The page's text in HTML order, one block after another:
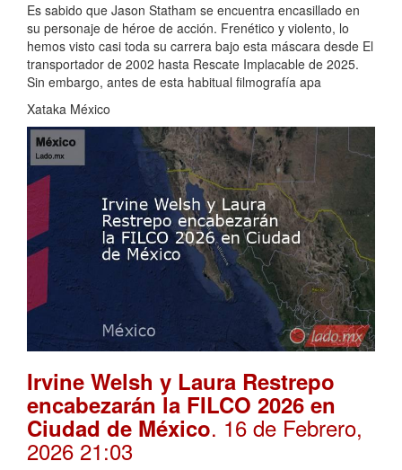
Es sabido que Jason Statham se encuentra encasillado en
su personaje de héroe de acción. Frenético y violento, lo
hemos visto casi toda su carrera bajo esta máscara desde El
transportador de 2002 hasta Rescate Implacable de 2025.
Sin embargo, antes de esta habitual filmografía apa
Xataka México
Irvine Welsh y Laura Restrepo
encabezarán la FILCO 2026 en
Ciudad de México. 16 de Febrero,
2026 21:03